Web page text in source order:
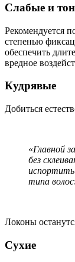
Слабые и
Рекомендуется
степенью
обеспечить
вредное
Кудрявые
Добиться
«Главной
без
испортить
типа
Локоны
Сухие